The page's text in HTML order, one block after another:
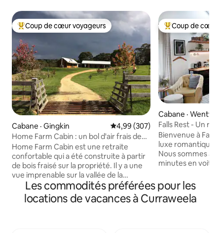
Coup de cœur voyageurs parmi les plus aimés
Coup de cœur voyageurs
Cabane · Gingkin Note moyenne de 4,99 sur 5,
4,99 (307)
Home Farm Cabin : un bol d'air frais de
montagne
Home Farm Cabin est une retraite
confortable qui a été construite à partir
de bois fraisé sur la propriété. Il y a une
vue imprenable sur la vallée de la
brousse indigène. Il est situé dans une
petite ferme avec du bétail et des
moutons. Vous pourrez observer des
Coup de cœur
Coup de cœur
Cabane ·
Falls Rest - Un
Bienvenue à Falls
luxe romantique
Nous sommes à
minutes en
de l'Unesco et
Wentworth. Ce
confortable est
Les commodités préférées pour les
locations de vacances à Curraweela